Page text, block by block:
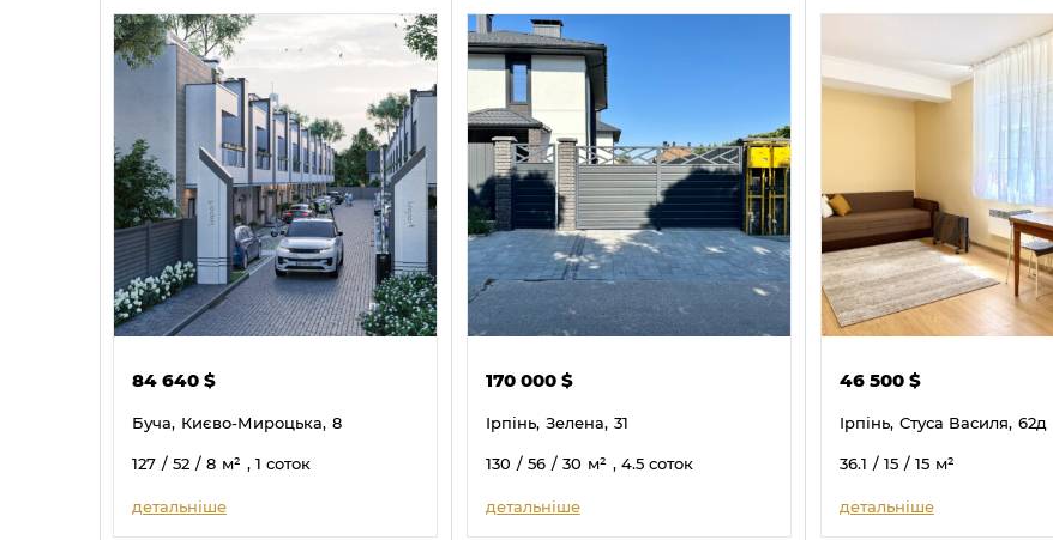
84 640 $
Буча, Києво-Мироцька, 8
127 / 52 / 8 м² , 1 соток
детальніше
170 000 $
Ірпінь, Зелена, 31
130 / 56 / 30 м² , 4.5 соток
детальніше
46 500 $
Ірпінь, Стуса Василя, 62д
36.1 / 15 / 15 м²
детальніше